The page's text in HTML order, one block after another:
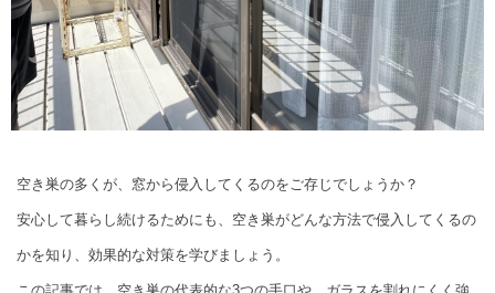
空き巣の多くが、窓から侵入してくるのをご存じでしょうか？
安心して暮らし続けるためにも、空き巣がどんな方法で侵入してくるの
かを知り、効果的な対策を学びましょう。